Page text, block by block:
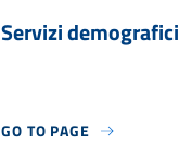
Servizi demografici
GO TO PAGE